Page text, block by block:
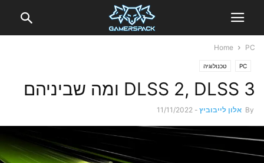
Home PC
PC טכנולוגיה
DLSS 2, DLSS 3 ומה שביניהם
By אלון לייבוביץ -
11/11/2022